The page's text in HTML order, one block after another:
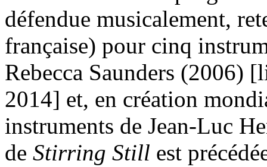
défendue musicalement,
française) pour cinq
Rebecca Saunders (2006)
2014] et, en création
instruments de Jean-Luc
de Stirring Still est